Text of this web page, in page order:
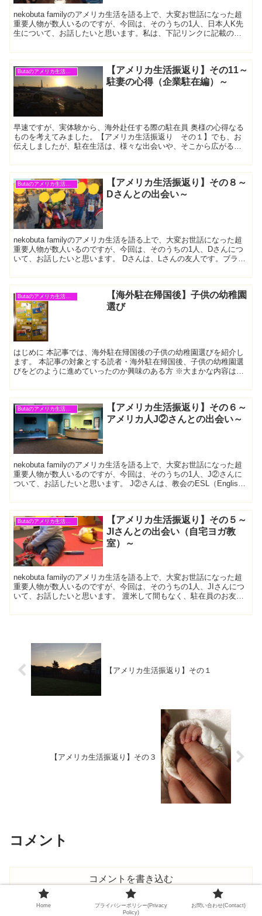
nekobuta familyのアメリカ生活を語る上で、大変お世話になった超
重要人物が数人いるのですが、今回は、そのうちの1人、日本人K先
生について、お話したいと思います。私は、下記リンクに記載の通
Butaのアメリカ生活振返り
【アメリカ生活振返り】その11～
駐妻の心得（企業駐在編）～
早速ですが、実体験から、海外赴任する際の駐在員 奥様の心得なる
ものを考えてみました。【アメリカ生活振返り その１】でも、お
伝えしましたが、駐在生活は、様々な出会いや、そこから広がるド
Butaのアメリカ生活振返り
【アメリカ生活振返り】その８～
Dさんとの出会い～
nekobuta familyのアメリカ生活を語る上で、大変お世話になった超
重要人物が数人いるのですが、今回は、そのうちの1人、Dさんにつ
いて、お話したいと思います。 Dさんは、Lさんの友人です。ブラジ
Butaのアメリカ生活振返り
【海外駐在帰国後】子供の幼稚園
選び
はじめに 本記事では、海外駐在帰国後の子供の幼稚園選びを紹介し
ます。 本記事の対象とする読者・海外駐在帰国後、子供の幼稚園選
びをどのように進めていったのか興味のある方 ※大まかな内容は下
Butaのアメリカ生活振返り
【アメリカ生活振返り】その６～
アメリカ人J②さんとの出会い～
nekobuta familyのアメリカ生活を語る上で、大変お世話になった超
重要人物が数人いるのですが、今回は、そのうちの1人、J②さんに
ついて、お話したいと思います。 J②さんは、教会のESL（English
Butaのアメリカ生活振返り
【アメリカ生活振返り】その５～
JIさんとの出会い（自宅ヨガ教
室）～
nekobuta familyのアメリカ生活を語る上で、大変お世話になった超
重要人物が数人いるのですが、今回は、そのうちの1人、JIさんにつ
いて、お話したいと思います。 渡米して間もなく、駐在員のお友達
【アメリカ生活振返り】その１
【アメリカ生活振返り】その３
コメント
コメントを書き込む
Home
プライバシーポリシー(Privacy
Policy)
お問い合わせ(Contact)